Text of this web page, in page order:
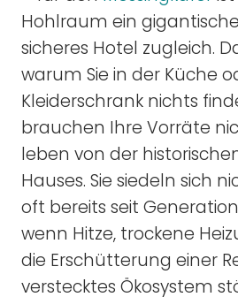
Hohlraum ein
sicheres Hotel zugleich.
warum Sie in der Küche
Kleiderschrank nichts
brauchen Ihre Vorräte
leben von der
Hauses. Sie siedeln sich
oft bereits seit
wenn Hitze, trockene
die Erschütterung einer
verstecktes Ökosystem